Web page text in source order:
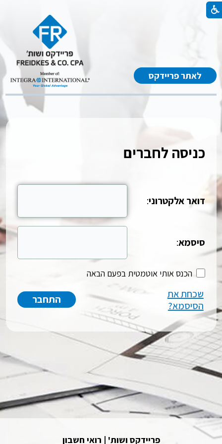
לאתר פריידקס
כניסה לחברים
דואר אלקטרוני:
סיסמא:
הכנס אותי אוטמטית בפעם הבאה
שכחת את
הסיסמא?
פריידקס ושות' | רואי חשבון